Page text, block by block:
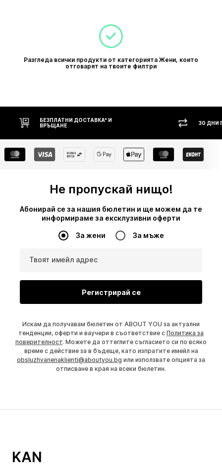
Разгледа всички продукти от категорията Жени, които
отговарят на твоите филтри
30 ДНИ ПРАВО НА ВРЪЩАНЕ
Не пропускай нищо!
Абонирай се за нашия бюлетин и ще можем да те
информираме за ексклузивни оферти
За жени За мъже
Твоят имейл адрес
Регистрирай се
Искам да получавам бюлетин от ABOUT YOU за актуални
тенденции, оферти и ваучери в съответствие с Политика за
поверителност. Можете да оттеглите съгласието си по всяко
време с действие за в бъдеще, като изпратите имейл на
obsluzhvanenaklienti@aboutyou.bg или използвате опцията за
отписване в края на всеки бюлетин.
KAN